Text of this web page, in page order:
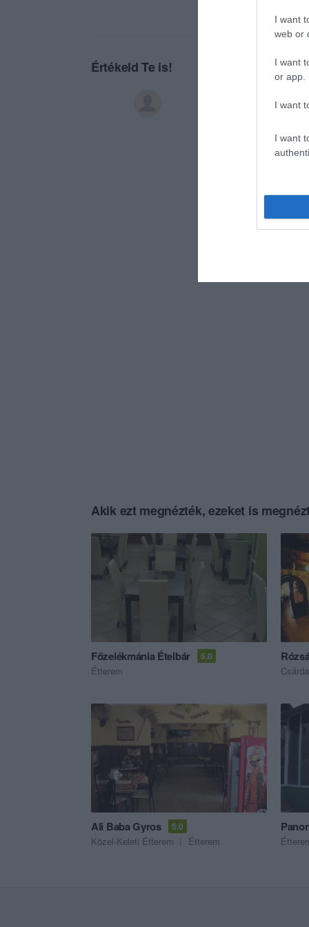
I want
web or
I want
or app.
I want
I want
Értékeld Te is!
Akik ezt megnézték, ezeket is
Főzelékmánia Ételbár 5.0
Étterem Csárda
Ali Baba Gyros 5.0
Közel-Keleti Étterem Étterem